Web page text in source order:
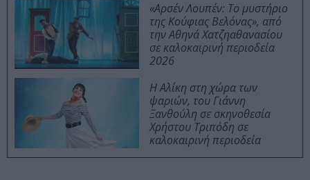
«Αρσέν Λουπέν: Το μυστήριο
της Κούφιας Βελόνας», από
την Αθηνά Χατζηαθανασίου
σε καλοκαιρινή περιοδεία
2026
Η Αλίκη στη χώρα των
ψαριών, του Γιάννη
Ξανθούλη σε σκηνοθεσία
Χρήστου Τριπόδη σε
καλοκαιρινή περιοδεία